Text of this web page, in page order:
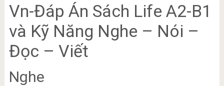
Vn-Đáp Án Sách Life A2-B1
và Kỹ Năng Nghe – Nói –
Đọc – Viết
Nghe